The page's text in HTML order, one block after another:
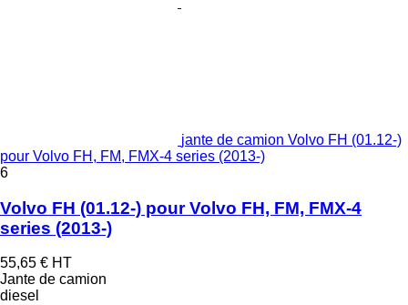
jante de camion Volvo FH (01.12-)
pour Volvo FH, FM, FMX-4 series (2013-)
6
Volvo FH (01.12-) pour Volvo FH, FM, FMX-4
series (2013-)
55,65 € HT
Jante de camion
diesel